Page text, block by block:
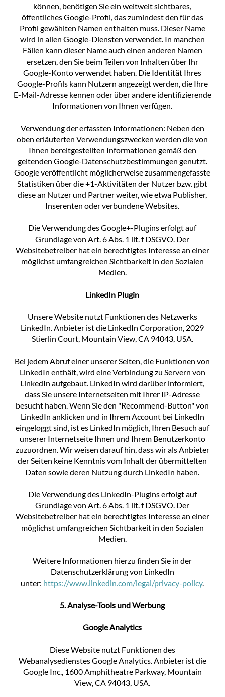
können, benötigen Sie ein weltweit sichtbares,
öffentliches Google-Profil, das zumindest den für das
Profil gewählten Namen enthalten muss. Dieser Name
wird in allen Google-Diensten verwendet. In manchen
Fällen kann dieser Name auch einen anderen Namen
ersetzen, den Sie beim Teilen von Inhalten über Ihr
Google-Konto verwendet haben. Die Identität Ihres
Google-Profils kann Nutzern angezeigt werden, die Ihre
E-Mail-Adresse kennen oder über andere identifizierende
Informationen von Ihnen verfügen.
Verwendung der erfassten Informationen: Neben den
oben erläuterten Verwendungszwecken werden die von
Ihnen bereitgestellten Informationen gemäß den
geltenden Google-Datenschutzbestimmungen genutzt.
Google veröffentlicht möglicherweise zusammengefasste
Statistiken über die +1-Aktivitäten der Nutzer bzw. gibt
diese an Nutzer und Partner weiter, wie etwa Publisher,
Inserenten oder verbundene Websites.
Die Verwendung des Google+-Plugins erfolgt auf
Grundlage von Art. 6 Abs. 1 lit. f DSGVO. Der
Websitebetreiber hat ein berechtigtes Interesse an einer
möglichst umfangreichen Sichtbarkeit in den Sozialen
Medien.
LinkedIn Plugin
Unsere Website nutzt Funktionen des Netzwerks
LinkedIn. Anbieter ist die LinkedIn Corporation, 2029
Stierlin Court, Mountain View, CA 94043, USA.
Bei jedem Abruf einer unserer Seiten, die Funktionen von
LinkedIn enthält, wird eine Verbindung zu Servern von
LinkedIn aufgebaut. LinkedIn wird darüber informiert,
dass Sie unsere Internetseiten mit Ihrer IP-Adresse
besucht haben. Wenn Sie den "Recommend-Button" von
LinkedIn anklicken und in Ihrem Account bei LinkedIn
eingeloggt sind, ist es LinkedIn möglich, Ihren Besuch auf
unserer Internetseite Ihnen und Ihrem Benutzerkonto
zuzuordnen. Wir weisen darauf hin, dass wir als Anbieter
der Seiten keine Kenntnis vom Inhalt der übermittelten
Daten sowie deren Nutzung durch LinkedIn haben.
Die Verwendung des LinkedIn-Plugins erfolgt auf
Grundlage von Art. 6 Abs. 1 lit. f DSGVO. Der
Websitebetreiber hat ein berechtigtes Interesse an einer
möglichst umfangreichen Sichtbarkeit in den Sozialen
Medien.
Weitere Informationen hierzu finden Sie in der
Datenschutzerklärung von LinkedIn
unter: https://www.linkedin.com/legal/privacy-policy.
5. Analyse-Tools und Werbung
Google Analytics
Diese Website nutzt Funktionen des
Webanalysedienstes Google Analytics. Anbieter ist die
Google Inc., 1600 Amphitheatre Parkway, Mountain
View, CA 94043, USA.